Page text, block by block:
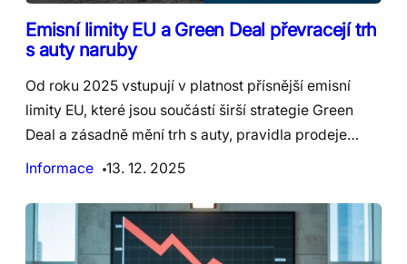
Emisní limity EU a Green Deal převracejí trh
s auty naruby
Od roku 2025 vstupují v platnost přísnější emisní
limity EU, které jsou součástí širší strategie Green
Deal a zásadně mění trh s auty, pravidla prodeje…
Informace
13. 12. 2025